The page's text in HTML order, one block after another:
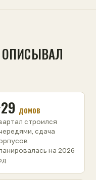
домов
строился
сдача
на 2026